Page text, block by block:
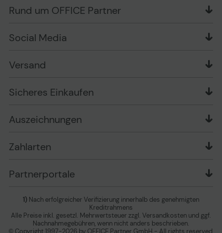
Wissen mit OP
Markenshops
Garantiearten
Information zur Entsorgung von Batterien und
Vertrag widerrufen
Versand im Namen Dritter
Muster-Widerrufsformular
Versandinformationen
Sicheres Einkaufen
AGB
Rund um OFFICE Partner
Stellenangebote
Playox.de
Presse
Impressum
Zu den Barrierefreiheitseinstellungen
Erklärung zur Barrierefreiheit
Social Media
Versand
Sicheres Einkaufen
Auszeichnungen
Zahlarten
Partnerportale
1) Nach erfolgreicher Verifizierung innerhalb des genehmigten
Kreditrahmens
Alle Preise inkl. gesetzl. Mehrwertsteuer zzgl. Versandkosten und ggf.
Nachnahmegebühren, wenn nicht anders beschrieben.
© Copyright 1997-2026 by OFFICE Partner GmbH - All rights reserved.